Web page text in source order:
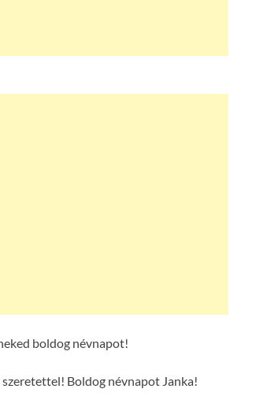
boldog névnapot!
szeretettel! Boldog névnapot Janka!